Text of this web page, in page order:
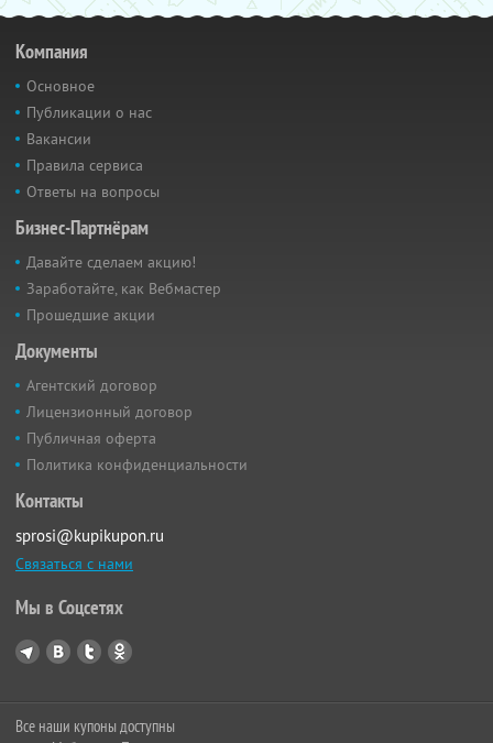
Компания
Основное
Публикации о нас
Вакансии
Правила сервиса
Ответы на вопросы
Бизнес-Партнёрам
Давайте сделаем акцию!
Заработайте, как Вебмастер
Прошедшие акции
Документы
Агентский договор
Лицензионный договор
Публичная оферта
Политика конфиденциальности
Контакты
sprosi@kupikupon.ru
Связаться с нами
Мы в Соцсетях
Все наши купоны доступны